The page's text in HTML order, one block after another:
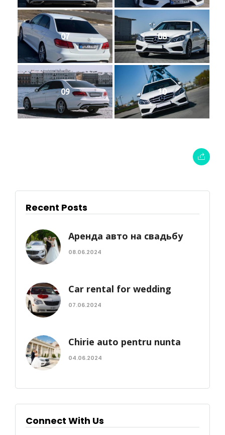
07 08
09 10
Recent Posts
Аренда авто на свадьбу
08.06.2024
Car rental for wedding
07.06.2024
Chirie auto pentru nunta
04.06.2024
Connect With Us